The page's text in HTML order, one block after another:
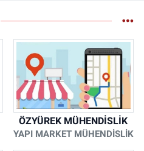
ÖZYÜREK MÜHENDİSLİK
YAPI MARKET MÜHENDİSLİK